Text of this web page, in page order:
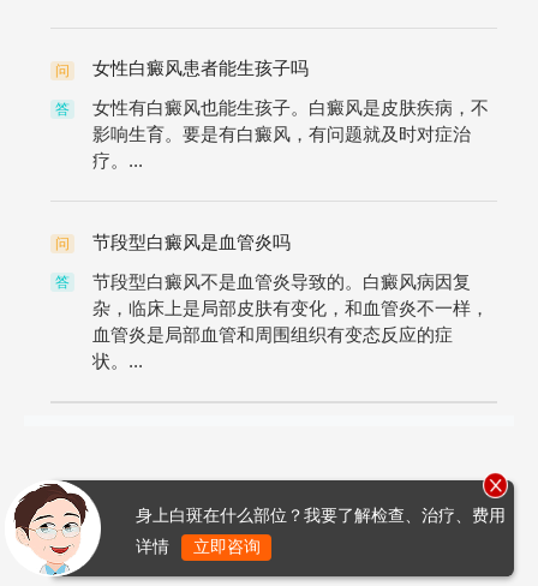
问 女性白癜风患者能生孩子吗
答
女性有白癜风也能生孩子。白癜风是皮肤疾病，不
影响生育。要是有白癜风，有问题就及时对症治
疗。...
问 节段型白癜风是血管炎吗
答
节段型白癜风不是血管炎导致的。白癜风病因复
杂，临床上是局部皮肤有变化，和血管炎不一样，
血管炎是局部血管和周围组织有变态反应的症
状。...
身上白斑在什么部位？我要了解检查、治疗、费用
详情
立即咨询